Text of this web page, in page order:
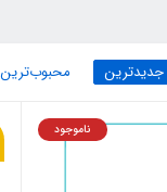
جدیدترین محبوب‌ترین
ناموجود